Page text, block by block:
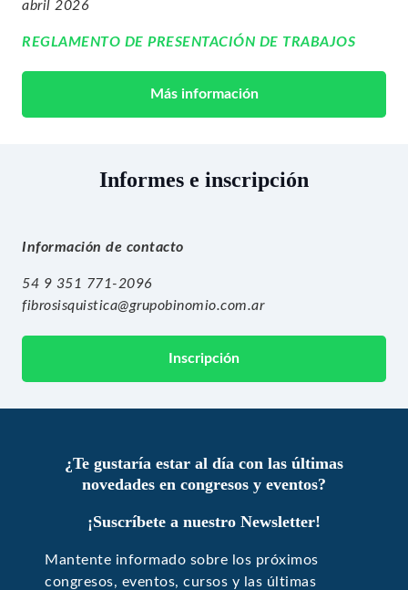
abril 2026
REGLAMENTO DE PRESENTACIÓN DE TRABAJOS
Más información
Informes e inscripción
Información de contacto
54 9 351 771-2096
fibrosisquistica@grupobinomio.com.ar
Inscripción
¿Te gustaría estar al día con las últimas
novedades en congresos y eventos?
¡Suscríbete a nuestro Newsletter!
Mantente informado sobre los próximos
congresos, eventos, cursos y las últimas